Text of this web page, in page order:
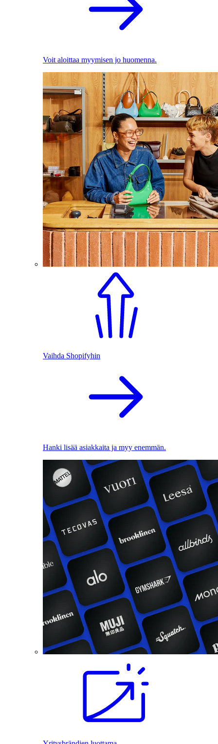
Voit aloittaa myymisen jo huomenna.
Vaihda Shopifyhin
Hanki lisää asiakkaita ja myy enemmän.